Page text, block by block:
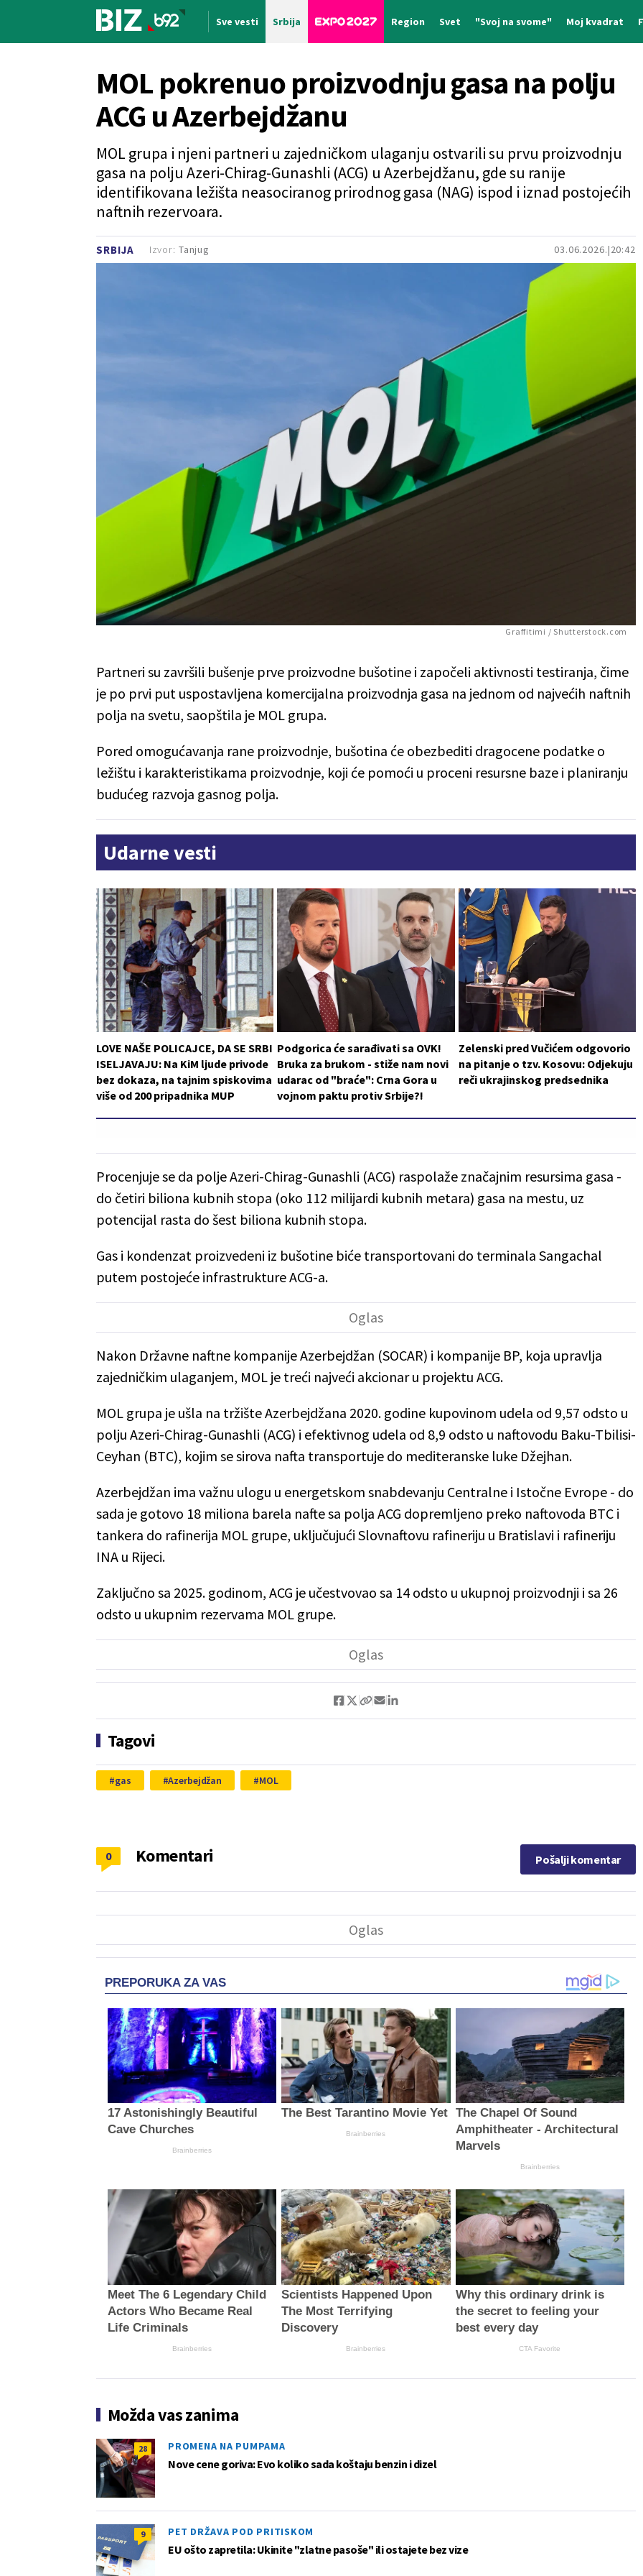
Sve vesti Srbija Region Svet "Svoj na svome" Moj kvadrat
SRBIJA 03.06.2026. 20:42
MOL pokrenuo proizvodnju gasa na polju
ACG u Azerbejdžanu
MOL grupa i njeni partneri u zajedničkom ulaganju ostvarili su prvu proizvodnju
gasa na polju Azeri-Chirag-Gunashli (ACG) u Azerbejdžanu, gde su ranije
identifikovana ležišta neasociranog prirodnog gasa (NAG) ispod i iznad postojećih
naftnih rezervoara.
Izvor: Tanjug
Graffitimi / Shutterstock.com
Partneri su završili bušenje prve proizvodne bušotine i započeli aktivnosti testiranja, čime
je po prvi put uspostavljena komercijalna proizvodnja gasa na jednom od najvećih naftnih
polja na svetu, saopštila je MOL grupa.
Pored omogućavanja rane proizvodnje, bušotina će obezbediti dragocene podatke o
ležištu i karakteristikama proizvodnje, koji će pomoći u proceni resursne baze i planiranju
budućeg razvoja gasnog polja.
Udarne vesti
LOVE NAŠE POLICAJCE, DA SE SRBI
ISELJAVAJU: Na KiM ljude privode
bez dokaza, na tajnim spiskovima
više od 200 pripadnika MUP
Podgorica će sarađivati sa OVK!
Bruka za brukom - stiže nam novi
udarac od "braće": Crna Gora u
vojnom paktu protiv Srbije?!
Zelenski pred Vučićem odgovorio
na pitanje o tzv. Kosovu: Odjekuju
reči ukrajinskog predsednika
Procenjuje se da polje Azeri-Chirag-Gunashli (ACG) raspolaže značajnim resursima gasa -
do četiri biliona kubnih stopa (oko 112 milijardi kubnih metara) gasa na mestu, uz
potencijal rasta do šest biliona kubnih stopa.
Gas i kondenzat proizvedeni iz bušotine biće transportovani do terminala Sangachal
putem postojeće infrastrukture ACG-a.
Nakon Državne naftne kompanije Azerbejdžan (SOCAR) i kompanije BP, koja upravlja
zajedničkim ulaganjem, MOL je treći najveći akcionar u projektu ACG.
MOL grupa je ušla na tržište Azerbejdžana 2020. godine kupovinom udela od 9,57 odsto u
polju Azeri-Chirag-Gunashli (ACG) i efektivnog udela od 8,9 odsto u naftovodu Baku-Tbilisi-
Ceyhan (BTC), kojim se sirova nafta transportuje do mediteranske luke Džejhan.
Azerbejdžan ima važnu ulogu u energetskom snabdevanju Centralne i Istočne Evrope - do
sada je gotovo 18 miliona barela nafte sa polja ACG dopremljeno preko naftovoda BTC i
tankera do rafinerija MOL grupe, uključujući Slovnaftovu rafineriju u Bratislavi i rafineriju
INA u Rijeci.
Zaključno sa 2025. godinom, ACG je učestvovao sa 14 odsto u ukupnoj proizvodnji i sa 26
odsto u ukupnim rezervama MOL grupe.
Tagovi
gas Azerbejdžan MOL
Komentari
0 Pošalji komentar
PREPORUKA ZA VAS
17 Astonishingly Beautiful
Cave Churches
Brainberries
The Best Tarantino Movie Yet
Brainberries
The Chapel Of Sound
Amphitheater - Architectural
Marvels
Brainberries
Meet The 6 Legendary Child
Actors Who Became Real
Life Criminals
Brainberries
Scientists Happened Upon
The Most Terrifying
Discovery
Brainberries
Why this ordinary drink is
the secret to feeling your
best every day
CTA Favorite
Možda vas zanima
28 PROMENA NA PUMPAMA
Nove cene goriva: Evo koliko sada koštaju benzin i dizel
9 PET DRŽAVA POD PRITISKOM
EU ošto zapretila: Ukinite "zlatne pasoše" ili ostajete bez vize